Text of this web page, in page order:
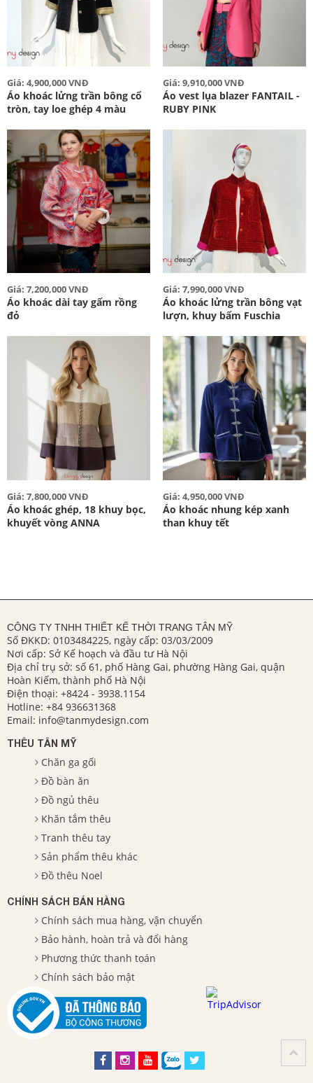
Giá: 4,900,000 VNĐ
Áo khoác lửng trần bông cổ
tròn, tay loe ghép 4 màu
Giá: 9,910,000 VNĐ
Áo vest lụa blazer FANTAIL -
RUBY PINK
Giá: 7,200,000 VNĐ
Áo khoác dài tay gấm rồng
đỏ
Giá: 7,990,000 VNĐ
Áo khoác lửng trần bông vạt
lượn, khuy bấm Fuschia
Giá: 7,800,000 VNĐ
Áo khoác ghép, 18 khuy bọc,
khuyết vòng ANNA
Giá: 4,950,000 VNĐ
Áo khoác nhung kép xanh
than khuy tết
CÔNG TY TNHH THIẾT KẾ THỜI TRANG TÂN MỸ
Số ĐKKD: 0103484225, ngày cấp: 03/03/2009
Nơi cấp: Sở Kế hoạch và đầu tư Hà Nội
Địa chỉ trụ sở: số 61, phố Hàng Gai, phường Hàng Gai, quận
Hoàn Kiếm, thành phố Hà Nội
Điện thoại: +8424 - 3938.1154
Hotline: +84 936631368
Email: info@tanmydesign.com
THÊU TÂN MỸ
Chăn ga gối
Đồ bàn ăn
Đồ ngủ thêu
Khăn tắm thêu
Tranh thêu tay
Sản phẩm thêu khác
Đồ thêu Noel
CHÍNH SÁCH BÁN HÀNG
Chính sách mua hàng, vận chuyển
Bảo hành, hoàn trả và đổi hàng
Phương thức thanh toán
Chính sách bảo mật